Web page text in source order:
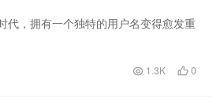
，拥有一个独特的用户名变得愈发重
1.3K 0